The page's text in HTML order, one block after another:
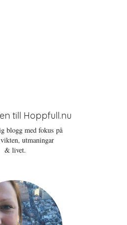
till Hoppfull.nu
blogg med fokus på
utmaningar
& livet.